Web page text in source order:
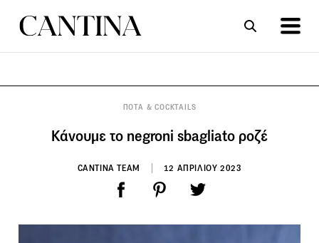
ΠΟΤΑ & COCKTAILS
Κάνουμε το negroni sbagliato ροζέ
CANTINA TEAM 12 ΑΠΡΙΛΙΟΥ 2023